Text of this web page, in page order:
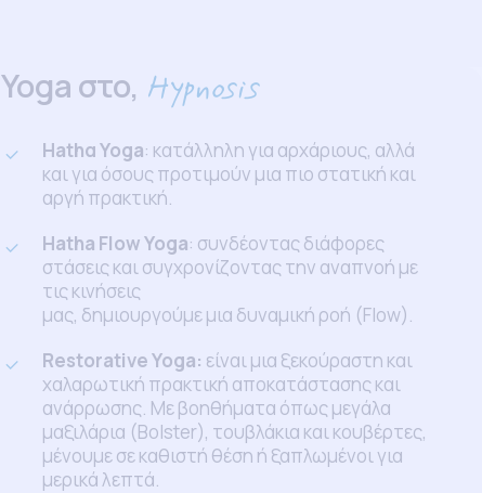
Yoga στο, Hypnosis
Hathα Yoga: κατάλληλη για αρχάριους, αλλά
και για όσους προτιμούν μια πιο στατική και
αργή πρακτική.
Hatha Flow Yoga: συνδέοντας διάφορες
στάσεις και συγχρονίζοντας την αναπνοή με
τις κινήσεις
μας, δημιουργούμε μια δυναμική ροή (Flow).
Restorative Yoga: είναι μια ξεκούραστη και
χαλαρωτική πρακτική αποκατάστασης και
ανάρρωσης. Με βοηθήματα όπως μεγάλα
μαξιλάρια (Bolster), τουβλάκια και κουβέρτες,
μένουμε σε καθιστή θέση ή ξαπλωμένοι για
μερικά λεπτά.